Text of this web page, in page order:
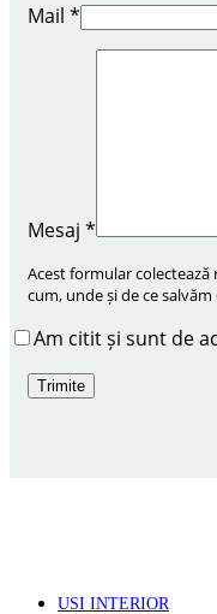
Mail *
Mesaj *
Acest formular
cum, unde și de ce
Am citit și sunt de
USI INTERIOR